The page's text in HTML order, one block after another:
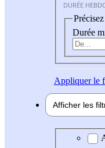
DURÉE
Durée
Appliquerle
Afficher les
Domaine